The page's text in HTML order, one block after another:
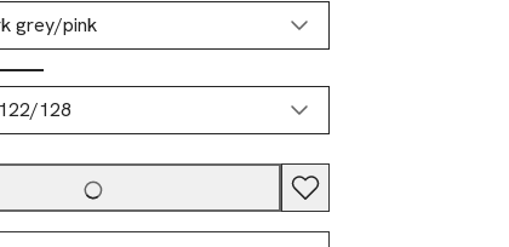
grey/pink
122/128